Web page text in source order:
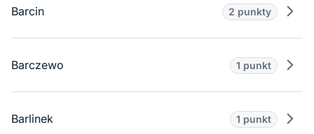
Barcin 2 punkty
Barczewo 1 punkt
Barlinek 1 punkt